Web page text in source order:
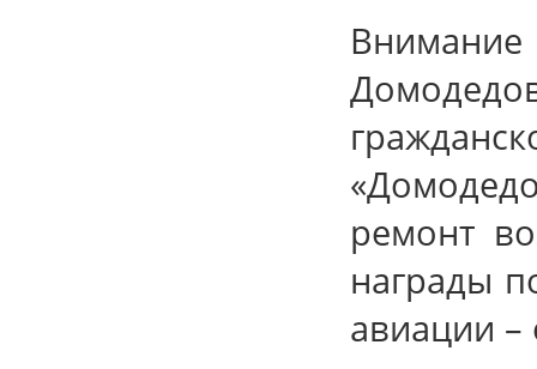
ремонт
награды
авиации –